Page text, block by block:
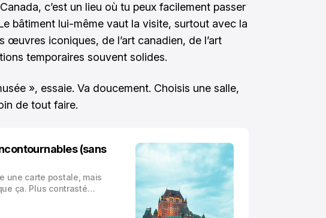
c’est un lieu où tu peux facilement passer
bâtiment lui-même vaut la visite, surtout avec la
œuvres iconiques, de l’art canadien, de l’art
temporaires souvent solides.
», essaie. Va doucement. Choisis une salle,
de tout faire.
(sans
une carte postale, mais
ça. Plus contrasté